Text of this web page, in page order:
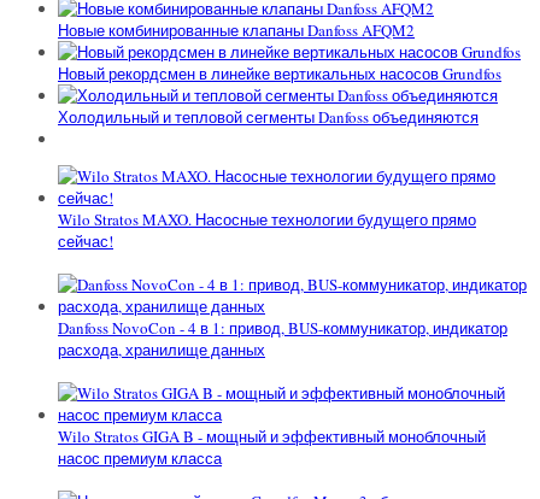
Новые комбинированные клапаны Danfoss AFQM2
Новый рекордсмен в линейке вертикальных насосов Grundfos
Холодильный и тепловой сегменты Danfoss объединяются
Wilo Stratos MAXO. Насосные технологии будущего прямо
сейчас!
Danfoss NovoCon - 4 в 1: привод, BUS-коммуникатор, индикатор
расхода, хранилище данных
Wilo Stratos GIGA B - мощный и эффективный моноблочный
насос премиум класса